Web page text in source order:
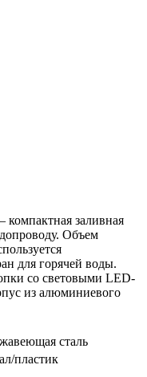
заливная
Объем
для горячей воды.
со световыми LED-
из алюминиевого
сталь
пластик